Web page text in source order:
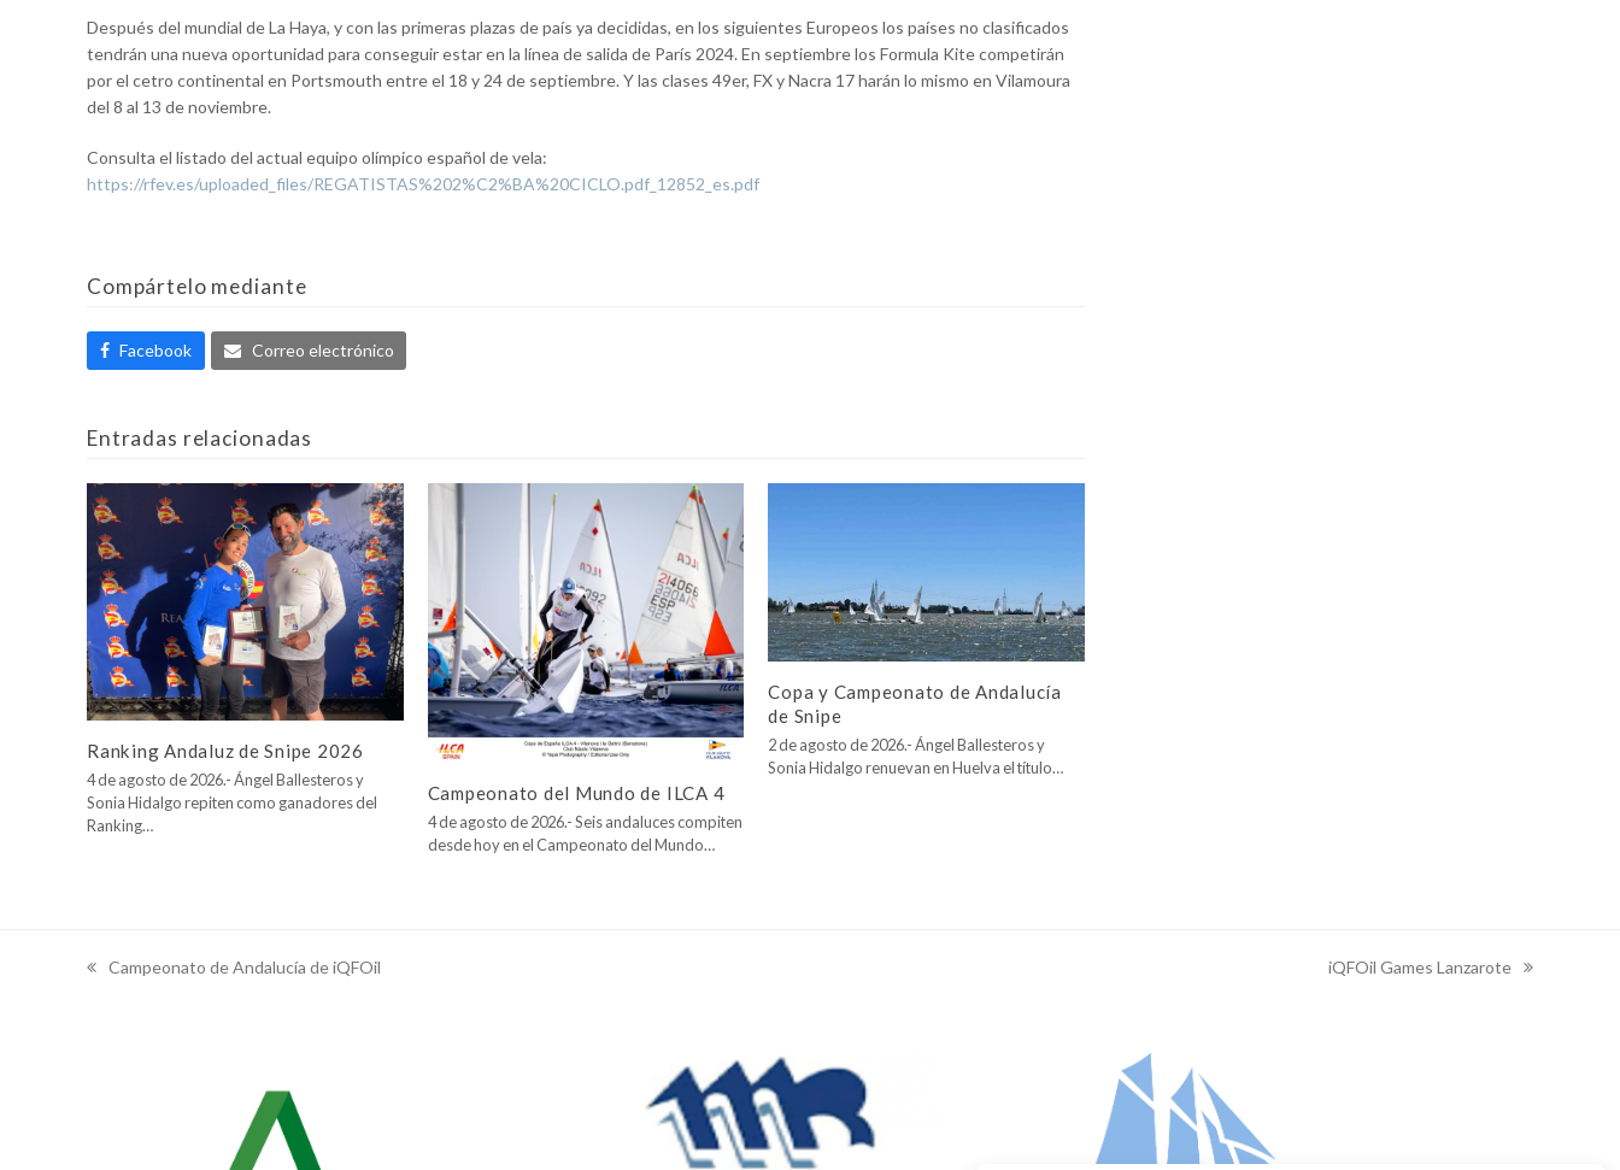
Después del mundial de La Haya, y con las primeras plazas de país ya decididas, en los siguientes Europeos los países no clasificados
tendrán una nueva oportunidad para conseguir estar en la línea de salida de París 2024. En septiembre los Formula Kite competirán
por el cetro continental en Portsmouth entre el 18 y 24 de septiembre. Y las clases 49er, FX y Nacra 17 harán lo mismo en Vilamoura
del 8 al 13 de noviembre.
Consulta el listado del actual equipo olímpico español de vela:
https://rfev.es/uploaded_files/REGATISTAS%202%C2%BA%20CICLO.pdf_12852_es.pdf
Compártelo mediante
Facebook Correo electrónico
Entradas relacionadas
Ranking Andaluz de Snipe 2026
4 de agosto de 2026.- Ángel Ballesteros y
Sonia Hidalgo repiten como ganadores del
Ranking…
Campeonato del Mundo de ILCA 4
4 de agosto de 2026.- Seis andaluces compiten
desde hoy en el Campeonato del Mundo…
Copa y Campeonato de Andalucía
de Snipe
2 de agosto de 2026.- Ángel Ballesteros y
Sonia Hidalgo renuevan en Huelva el título…
previous
Campeonato de Andalucía de iQFOil
next
iQFOil Games Lanzarote